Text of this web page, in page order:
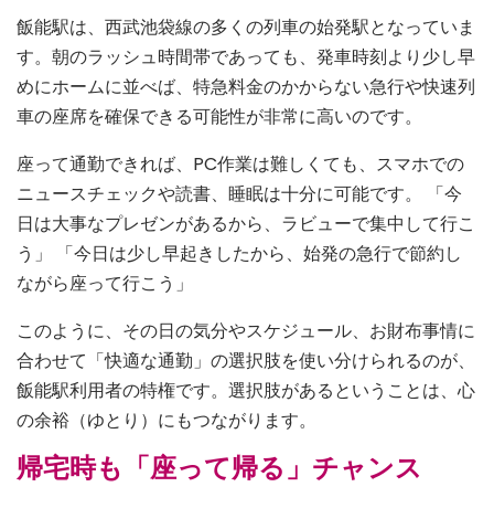
飯能駅は、西武池袋線の多くの列車の始発駅となっていま
す。朝のラッシュ時間帯であっても、発車時刻より少し早
めにホームに並べば、特急料金のかからない急行や快速列
車の座席を確保できる可能性が非常に高いのです。
座って通勤できれば、PC作業は難しくても、スマホでの
ニュースチェックや読書、睡眠は十分に可能です。 「今
日は大事なプレゼンがあるから、ラビューで集中して行こ
う」 「今日は少し早起きしたから、始発の急行で節約し
ながら座って行こう」
このように、その日の気分やスケジュール、お財布事情に
合わせて「快適な通勤」の選択肢を使い分けられるのが、
飯能駅利用者の特権です。選択肢があるということは、心
の余裕（ゆとり）にもつながります。
帰宅時も「座って帰る」チャンス